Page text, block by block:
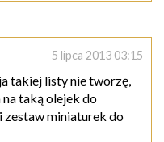
5 lipca 2013 03:15
takiej listy nie tworzę,
na taką olejek do
zestaw miniaturek do